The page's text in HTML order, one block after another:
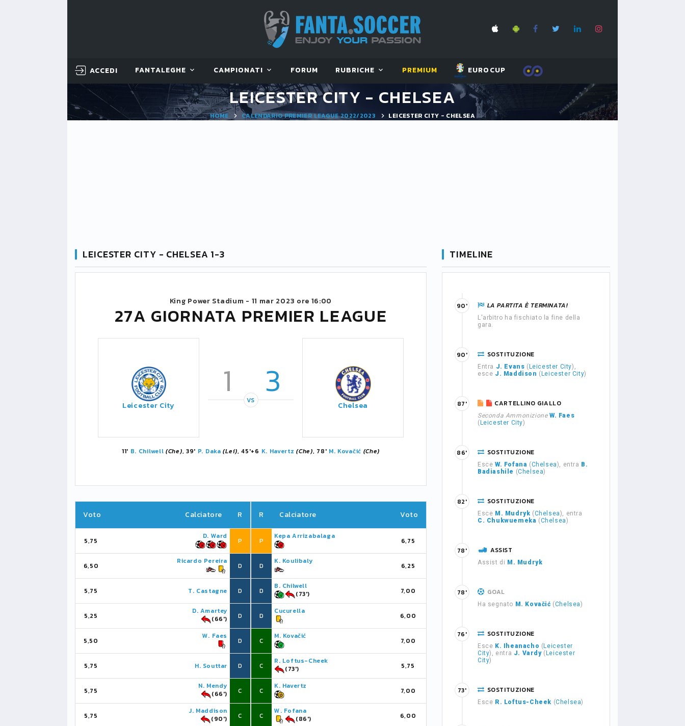
ACCEDI FANTALEGHE CAMPIONATI FORUM RUBRICHE PREMIUM EUROCUP
LEICESTER CITY - CHELSEA
HOME CALENDARIO PREMIER LEAGUE 2022/2023 LEICESTER CITY - CHELSEA
LEICESTER CITY - CHELSEA 1-3
King Power Stadium - 11 mar 2023 ore 16:00
27A GIORNATA PREMIER LEAGUE
Leicester City
1 3
VS Chelsea
11' B. Chilwell (Che), 39' P. Daka (Lei), 45'+6 K. Havertz (Che), 78' M. Kovačić (Che)
Voto Calciatore R
5,75
D. Ward
P
6,50
Ricardo Pereira
D
5,75 T. Castagne D
5,25
D. Amartey
(66')
D
5,50
W. Faes
D
5,75 H. Souttar D
5,75
N. Mendy
(66')
C
5,75
J. Maddison
(90')
C
R Calciatore Voto
P
Kepa Arrizabalaga
6,75
D
K. Koulibaly
6,25
D
B. Chilwell
(73')
7,00
D
Cucurella
6,00
C
M. Kovačić
7,00
C
R. Loftus-Cheek
(73')
5,75
C
K. Havertz
7,00
C
W. Fofana
(86')
6,00
TIMELINE
LA PARTITA È TERMINATA!
L'arbitro ha fischiato la fine della
gara.
90'
SOSTITUZIONE
Entra J. Evans ( Leicester City),
esce J. Maddison ( Leicester City)
90'
CARTELLINO GIALLO
Seconda Ammonizione W. Faes
( Leicester City)
87'
SOSTITUZIONE
Esce W. Fofana (Chelsea), entra B.
Badiashile (Chelsea)
86'
SOSTITUZIONE
Esce M. Mudryk (Chelsea), entra
C. Chukwuemeka (Chelsea)
82'
ASSIST
Assist di M. Mudryk
78'
GOAL
Ha segnato M. Kovačić (Chelsea)
78'
SOSTITUZIONE
Esce K. Iheanacho ( Leicester
City), entra J. Vardy( Leicester
City)
76'
SOSTITUZIONE
Esce R. Loftus-Cheek (Chelsea)
73'